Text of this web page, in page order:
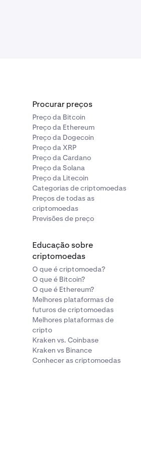
Procurar preços
Preço da Bitcoin
Preço da Ethereum
Preço da Dogecoin
Preço da XRP
Preço da Cardano
Preço da Solana
Preço da Litecoin
Categorias de criptomoedas
Preços de todas as
criptomoedas
Previsões de preço
Educação sobre
criptomoedas
O que é criptomoeda?
O que é Bitcoin?
O que é Ethereum?
Melhores plataformas de
futuros de criptomoedas
Melhores plataformas de
cripto
Kraken vs. Coinbase
Kraken vs Binance
Conhecer as criptomoedas